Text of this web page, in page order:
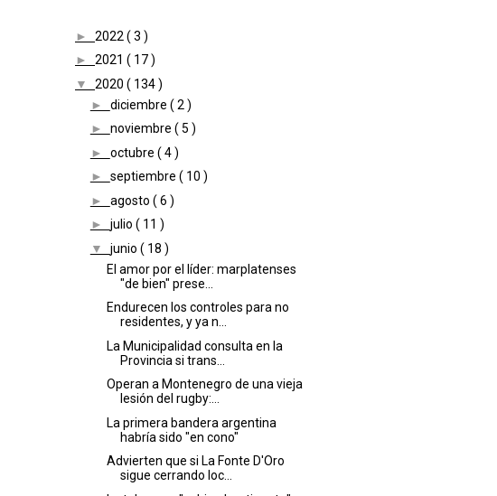
► 2022 ( 3 )
► 2021 ( 17 )
▼ 2020 ( 134 )
► diciembre ( 2 )
► noviembre ( 5 )
► octubre ( 4 )
► septiembre ( 10 )
► agosto ( 6 )
► julio ( 11 )
▼ junio ( 18 )
El amor por el líder: marplatenses
"de bien" prese...
Endurecen los controles para no
residentes, y ya n...
La Municipalidad consulta en la
Provincia si trans...
Operan a Montenegro de una vieja
lesión del rugby:...
La primera bandera argentina
habría sido "en cono"
Advierten que si La Fonte D'Oro
sigue cerrando loc...